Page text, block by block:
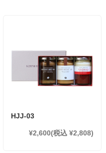
HJJ-03
¥2,600(税込 ¥2,808)